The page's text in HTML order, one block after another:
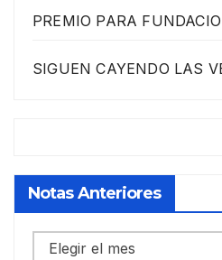
PREMIO PARA
SIGUEN CAYENDO LAS
Notas Anteriores
Notas